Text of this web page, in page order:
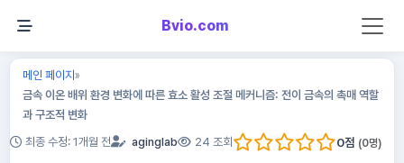
Bvio.com
메인 페이지»
금속 이온 배위 환경 변화에 따른 효소 활성 조절 메커니즘: 전이 금속의 촉매 역할
과 구조적 변화
최종 수정: 1개월 전 aginglab 24 조회 0점 (0명)